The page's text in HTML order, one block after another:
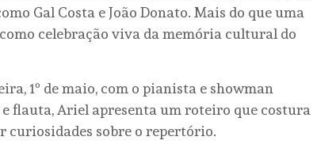
Gal Costa e João Donato. Mais do que uma
celebração viva da memória cultural do
1º de maio, com o pianista e showman
flauta, Ariel apresenta um roteiro que costura
curiosidades sobre o repertório.